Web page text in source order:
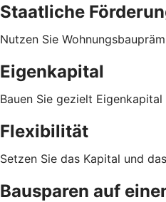
Staatliche
Nutzen Sie
Eigenkapital
Bauen Sie gezielt
Flexibilität
Setzen Sie das Kapital und
Bausparen auf